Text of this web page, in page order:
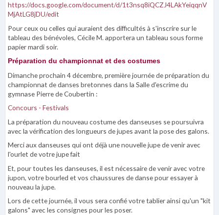
https://docs.google.com/document/d/1t3nsq8iQCZJ4LAkYeiqqnV
MjAtLG8jDU/edit
Pour ceux ou celles qui auraient des difficultés à s'inscrire sur le
tableau des bénévoles, Cécile M. apportera un tableau sous forme
papier mardi soir.
Préparation du championnat et des costumes
Dimanche prochain 4 décembre, première journée de préparation du
championnat de danses bretonnes dans la Salle d'escrime du
gymnase Pierre de Coubertin :
Concours - Festivals
La préparation du nouveau costume des danseuses se poursuivra
avec la vérification des longueurs de jupes avant la pose des galons.
Merci aux danseuses qui ont déjà une nouvelle jupe de venir avec
l'ourlet de votre jupe fait
Et, pour toutes les danseuses, il est nécessaire de venir avec votre
jupon, votre bourled et vos chaussures de danse pour essayer à
nouveau la jupe.
Lors de cette journée, il vous sera confié votre tablier ainsi qu'un "kit
galons" avec les consignes pour les poser.